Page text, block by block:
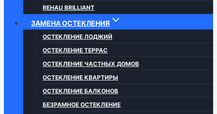
REHAU BRILLIANT
ЗАМЕНА ОСТЕКЛЕНИЯ
ОСТЕКЛЕНИЕ ЛОДЖИЙ
ОСТЕКЛЕНИЕ ТЕРРАС
ОСТЕКЛЕНИЕ ЧАСТНЫХ ДОМОВ
ОСТЕКЛЕНИЕ КВАРТИРЫ
ОСТЕКЛЕНИЕ БАЛКОНОВ
БЕЗРАМНОЕ ОСТЕКЛЕНИЕ